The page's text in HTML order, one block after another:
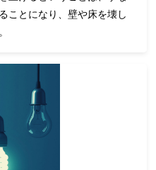
ことになり、壁や床を壊し